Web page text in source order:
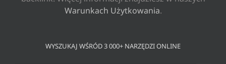
Warunkach Użytkowania.
WYSZUKAJ WŚRÓD 3 000+ NARZĘDZI ONLINE